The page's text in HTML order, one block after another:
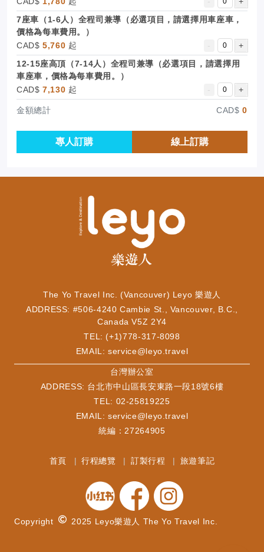
7座車（1-6人）全程司兼導（必選項目，請選擇用車座車，
價格為每車費用。）
CAD$ 5,760 起 -
+
12-15座高頂（7-14人）全程司兼導（必選項目，請選擇用
車座車，價格為每車費用。）
CAD$ 7,130 起 - +
金額總計 CAD$0
專人訂購 線上訂購
The Yo Travel Inc. (Vancouver) Leyo 樂遊人
ADDRESS: #506-4240 Cambie St., Vancouver, B.C.,
Canada V5Z 2Y4
TEL: (+1)778-317-8098
EMAIL:service@leyo.travel
​台灣辦公室
ADDRESS: 台北市中山區長安東路一段18號6樓
TEL: 02-25819225
EMAIL:service@leyo.travel
統編：27264905
首頁 行程總覽 訂製行程 旅遊筆記
Copyright 2025 Leyo樂遊人 The Yo Travel Inc.